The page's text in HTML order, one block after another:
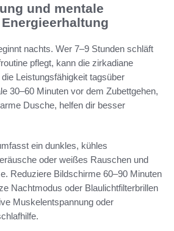
und mentale
nachts. Wer 7–9 Stunden schläft
pflegt, kann die zirkadiane
Leistungsfähigkeit tagsüber
30–60 Minuten vor dem Zubettgehen,
Dusche, helfen dir besser
ein dunkles, kühles
oder weißes Rauschen und
Reduziere Bildschirme 60–90 Minuten
Nachtmodus oder Blaulichtfilterbrillen
Muskelentspannung oder